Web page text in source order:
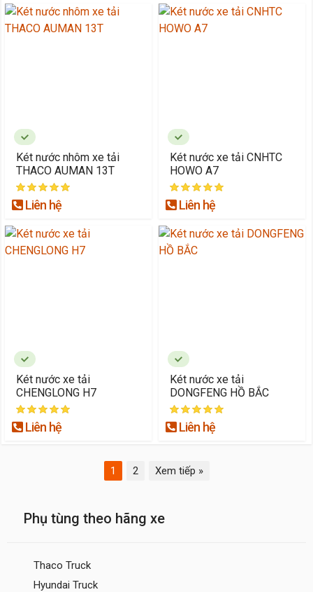
Phụ tùng theo hãng xe
Thaco Truck
Hyundai Truck
Két nước nhôm xe tải
THACO AUMAN 13T
Liên hệ
Két nước xe tải CNHTC
HOWO A7
Liên hệ
Két nước xe tải
CHENGLONG H7
Liên hệ
Két nước xe tải
DONGFENG HỒ BẮC
Liên hệ
1 2 Xem tiếp »